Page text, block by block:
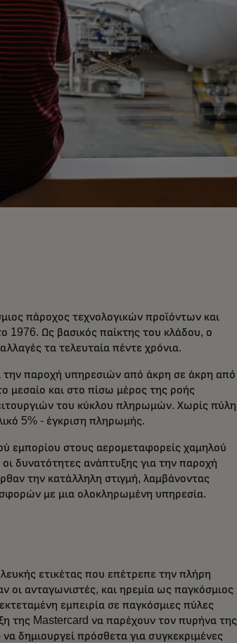
πάροχος τεχνολογικών προϊόντων και
1976. Ως βασικός παίκτης του κλάδου, ο
τα τελευταία πέντε χρόνια.
την παροχή υπηρεσιών από άκρη σε άκρη από
μεσαίο και στο πίσω μέρος της ροής
του κύκλου πληρωμών. Χωρίς πύλη
5% - έγκριση πληρωμής.
εμπορίου στους αερομεταφορείς χαμηλού
δυνατότητες ανάπτυξης για την παροχή
την κατάλληλη στιγμή, λαμβάνοντας
με μια ολοκληρωμένη υπηρεσία.
ετικέτας που επέτρεπε την πλήρη
οι ανταγωνιστές, και ηρεμία ως παγκόσμιος
εμπειρία σε παγκόσμιες πύλες
της Mastercard να παρέχουν τον πυρήνα της
δημιουργεί πρόσθετα για συγκεκριμένες